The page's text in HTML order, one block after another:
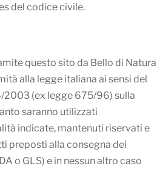
del codice civile.
questo sito da Bello di Natura
alla legge italiana ai sensi del
2003 (ex legge 675/96) sulla
saranno utilizzati
indicate, mantenuti riservati e
preposti alla consegna dei
o GLS) e in nessun altro caso